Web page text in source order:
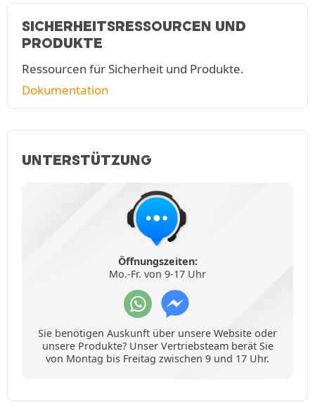
SICHERHEITSRESSOURCEN UND
PRODUKTE
Ressourcen für Sicherheit und Produkte.
Dokumentation
UNTERSTÜTZUNG
Öffnungszeiten:
Mo.-Fr. von 9-17 Uhr
Sie benötigen Auskunft über unsere Website oder
unsere Produkte? Unser Vertriebsteam berät Sie
von Montag bis Freitag zwischen 9 und 17 Uhr.